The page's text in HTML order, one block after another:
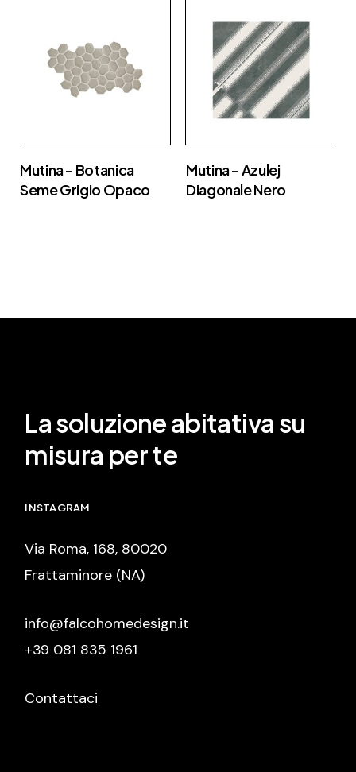
Mutina – Botanica
Seme Grigio Opaco
Mutina – Azulej
Diagonale Nero
La soluzione abitativa su
misura per te
INSTAGRAM
Via Roma, 168, 80020
Frattaminore (NA)
info@falcohomedesign.it
+39 081 835 1961
Contattaci